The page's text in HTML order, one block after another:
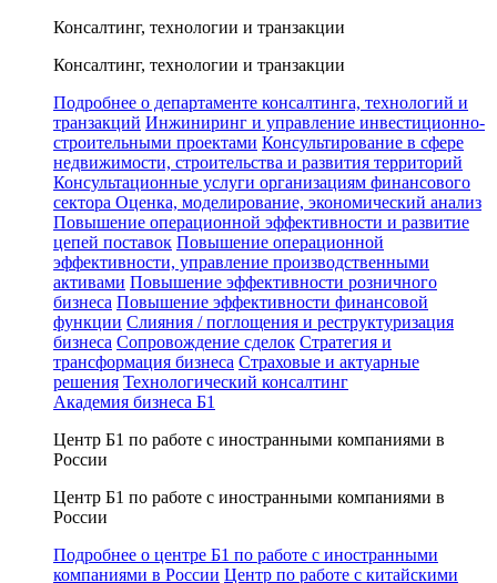
Консалтинг, технологии и транзакции
Консалтинг, технологии и транзакции
Подробнее о департаменте консалтинга, технологий и
транзакций Инжиниринг и управление инвестиционно-
строительными проектами Консультирование в сфере
недвижимости, строительства и развития территорий
Консультационные услуги организациям финансового
сектора Оценка, моделирование, экономический анализ
Повышение операционной эффективности и развитие
цепей поставок Повышение операционной
эффективности, управление производственными
активами Повышение эффективности розничного
бизнеса Повышение эффективности финансовой
функции Слияния / поглощения и реструктуризация
бизнеса Сопровождение сделок Стратегия и
трансформация бизнеса Страховые и актуарные
решения Технологический консалтинг
Академия бизнеса Б1
Центр Б1 по работе с иностранными компаниями в
России
Центр Б1 по работе с иностранными компаниями в
России
Подробнее о центре Б1 по работе с иностранными
компаниями в России Центр по работе с китайскими